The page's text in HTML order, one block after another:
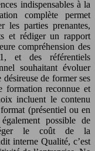
indispensables à la
complète permet
les parties prenantes,
et rédiger un rapport
compréhension des
et des référentiels
souhaitant évoluer
de former ses
formation reconnue et
incluent le contenu
(présentiel ou en
possible de
le coût de la
interne Qualité, c’est